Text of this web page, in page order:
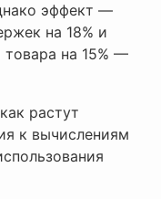
эффект —
на 18% и
товара на 15% —
растут
к вычислениям